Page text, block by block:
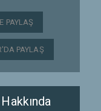
PAYLAŞ
PAYLAŞ